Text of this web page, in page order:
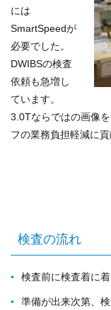
には
SmartSpeedが
必要でした。
DWIBSの検査
依頼も急増し
ています。
3.0Tならではの画像
フの業務負担軽減に貢
検査の流れ
検査前に検査着に
準備が出来次第、